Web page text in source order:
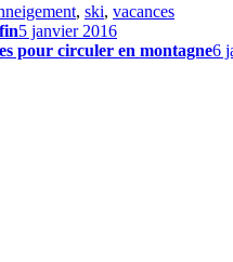
, ski, vacances
5 janvier 2016
pour circuler en montagne6